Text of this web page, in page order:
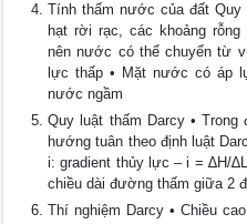
Tính thấm nước của đất
hạt rời rạc, các khoảng
nên nước có thể chuyển từ
lực thấp • Mặt nước có áp
nước ngầm
Quy luật thấm Darcy •
hướng tuân theo định luật
i: gradient thủy lực – i = ∆H/
chiều dài đường thấm giữa 2
Thí nghiệm Darcy • Chiều